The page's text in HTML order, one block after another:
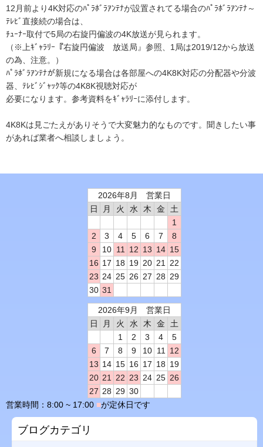
12月前より4K対応のﾊﾟﾗﾎﾞﾗｱﾝﾃﾅが設置されてる場合のﾊﾟﾗﾎﾞﾗｱﾝﾃﾅ～
ﾃﾚﾋﾞ直接続の場合は、
ﾁｭｰﾅｰ取付で5局の右旋円偏波の4K放送が見られます。
（※上ｷﾞｬﾗﾘｰ『右旋円偏波 放送局』参照、1局は2019/12から放送
の為、注意。）
ﾊﾟﾗﾎﾞﾗｱﾝﾃﾅが新規になる場合は各部屋への4K8K対応の分配器や分波
器、ﾃﾚﾋﾞｼﾞｬｯｸ等の4K8K視聴対応が
必要になります。参考資料をｷﾞｬﾗﾘｰに添付します。
4K8Kは見ごたえがありそうで大変魅力的なものです。聞きしたい事
があれば業者へ相談しましょう。
2026年8月 営業日
日
月 火 水 木 金
土
1
2
3 4 5 6 7
8
9
10 11 12 13 14 15
16 17 18 19 20 21
22
23 24 25 26 27 28 29
30 31
2026年9月 営業日
日
月 火 水 木 金
土
1
2 3 4
5
6
7 8 9 10 11
12
13 14 15 16 17 18 19
20 21 22 23 24 25 26
27 28 29 30
営業時間：8:00 ~ 17:00 ■が定休日です
ブログカテゴリ